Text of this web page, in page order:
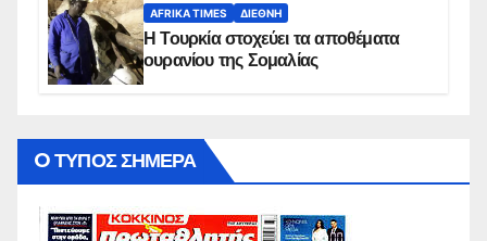
AFRIKA TIMES ΔΙΕΘΝΉ
Η Τουρκία στοχεύει τα αποθέματα
ουρανίου της Σομαλίας
O ΤΥΠΟΣ ΣΗΜΕΡΑ